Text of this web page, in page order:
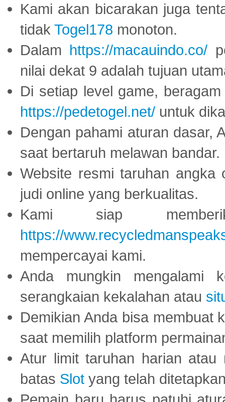
Kami akan bicarakan juga
tidak Togel178 monoton.
Dalam https://macauindo.co/
nilai dekat 9 adalah tujuan
Di setiap level game,
https://pedetogel.net/ untuk
Dengan pahami aturan dasar,
saat bertaruh melawan bandar.
Website resmi taruhan
judi online yang berkualitas.
Kami siap
https://
mempercayai kami.
Anda mungkin mengalami
serangkaian kekalahan atau
Demikian Anda bisa membuat
saat memilih platform
Atur limit taruhan harian atau
batas Slot yang telah